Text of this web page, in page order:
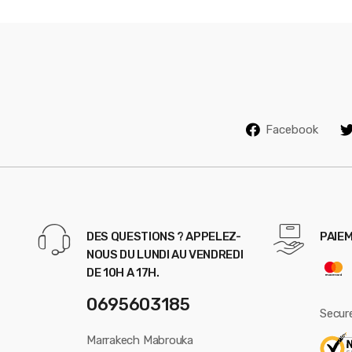
Facebook
DES QUESTIONS ? APPELEZ-
NOUS DU LUNDI AU VENDREDI
DE 10H A 17H.
0695603185
Marrakech Mabrouka